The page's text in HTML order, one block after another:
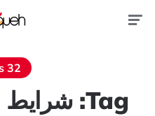
32 Posts
Tag: شرایط